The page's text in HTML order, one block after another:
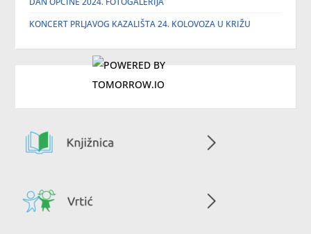
KONCERT PRLJAVOG KAZALIŠTA 24. KOLOVOZA U KRIŽU